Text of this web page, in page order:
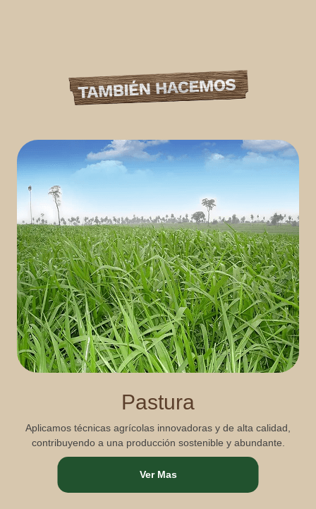
Pastura
Aplicamos técnicas agrícolas innovadoras y de alta calidad,
contribuyendo a una producción sostenible y abundante.
Ver Mas